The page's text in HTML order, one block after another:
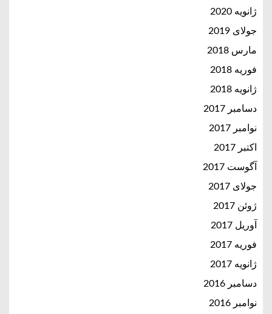
ژانویه 2020
جولای 2019
مارس 2018
فوریه 2018
ژانویه 2018
دسامبر 2017
نوامبر 2017
اکتبر 2017
آگوست 2017
جولای 2017
ژوئن 2017
آوریل 2017
فوریه 2017
ژانویه 2017
دسامبر 2016
نوامبر 2016